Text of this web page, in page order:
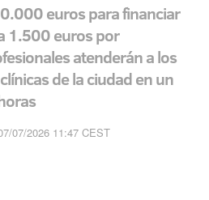
euros para financiar
1.500 euros por
atenderán a los
de la ciudad en un
07/2026 11:47 CEST